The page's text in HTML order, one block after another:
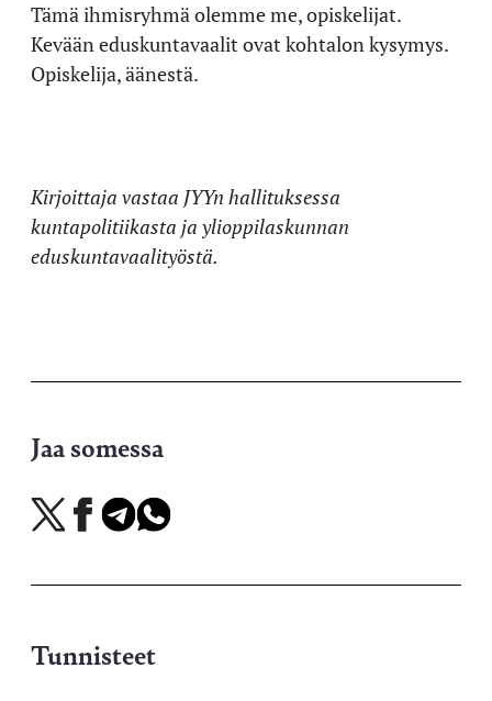
Tämä ihmisryhmä olemme me, opiskelijat.
Kevään eduskuntavaalit ovat kohtalon kysymys.
Opiskelija, äänestä.
Kirjoittaja vastaa JYYn hallituksessa
kuntapolitiikasta ja ylioppilaskunnan
eduskuntavaalityöstä.
Jaa somessa
Jaa
X-
Jaa
Facebookissa
Jaa
Telegramissa
Jaa
WhatsAppissa
Tunnisteet